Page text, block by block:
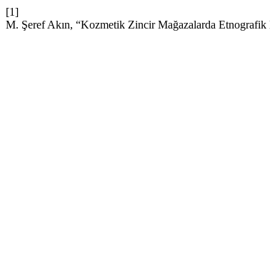
[1]
M. Şeref Akın, “Kozmetik Zincir Mağazalarda